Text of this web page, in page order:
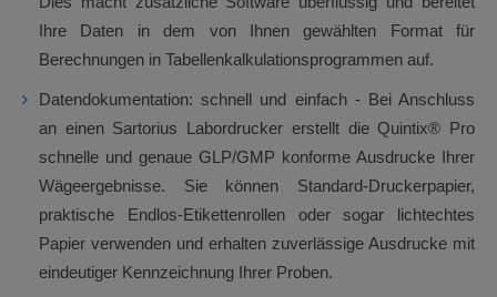
Ihre Daten in dem von Ihnen gewählten Format für
Berechnungen in Tabellenkalkulationsprogrammen auf.
Datendokumentation: schnell und einfach - Bei Anschluss
an einen Sartorius Labordrucker erstellt die Quintix® Pro
schnelle und genaue GLP/GMP konforme Ausdrucke Ihrer
Wägeergebnisse. Sie können Standard-Druckerpapier,
praktische Endlos-Etikettenrollen oder sogar lichtechtes
Papier verwenden und erhalten zuverlässige Ausdrucke mit
eindeutiger Kennzeichnung Ihrer Proben.